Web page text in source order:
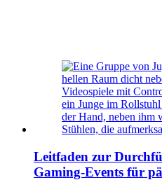
Leitfaden zur
Gaming-Events für